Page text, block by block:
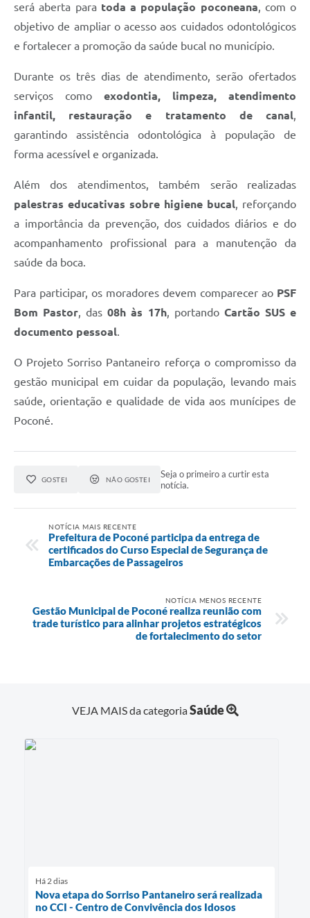
será aberta para toda a população poconeana, com o
objetivo de ampliar o acesso aos cuidados odontológicos
e fortalecer a promoção da saúde bucal no município.
Durante os três dias de atendimento, serão ofertados
serviços como exodontia, limpeza, atendimento
infantil, restauração e tratamento de canal,
garantindo assistência odontológica à população de
forma acessível e organizada.
Além dos atendimentos, também serão realizadas
palestras educativas sobre higiene bucal, reforçando
a importância da prevenção, dos cuidados diários e do
acompanhamento profissional para a manutenção da
saúde da boca.
Para participar, os moradores devem comparecer ao PSF
Bom Pastor, das08h às 17h, portando Cartão SUS e
documento pessoal.
O Projeto Sorriso Pantaneiro reforça o compromisso da
gestão municipal em cuidar da população, levando mais
saúde, orientação e qualidade de vida aos munícipes de
Poconé.
GOSTEI NÃO GOSTEI
Seja o primeiro a curtir esta
notícia.
NOTÍCIA MAIS RECENTE
Prefeitura de Poconé participa da entrega de
certificados do Curso Especial de Segurança de
Embarcações de Passageiros
NOTÍCIA MENOS RECENTE
Gestão Municipal de Poconé realiza reunião com
trade turístico para alinhar projetos estratégicos
de fortalecimento do setor
VEJA MAIS da categoriaSaúde
Há 2 dias
Nova etapa do Sorriso Pantaneiro será realizada
no CCI - Centro de Convivência dos Idosos